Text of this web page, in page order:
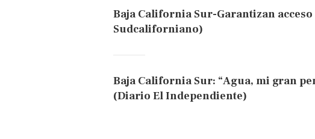
Baja California Sur-Garantizan
Sudcaliforniano)
Baja California Sur: “Agua, mi gran
(Diario El Independiente)